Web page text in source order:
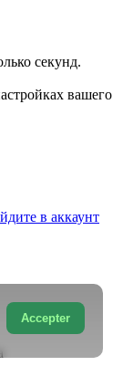
секунд.
вашего
в аккаунт
Accepter